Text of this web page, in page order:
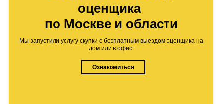
оценщика
по Москве и области
Мы запустили услугу скупки с бесплатным выездом оценщика на
дом или в офис.
Ознакомиться